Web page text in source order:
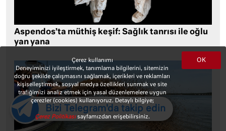
Aspendos’ta müthiş keşif: Sağlık tanrısı ile oğlu
yan yana
OK
Çerez kullanımı
Deneyiminizi iyileştirmek, tanımlama bilgilerini, sitemizin
doğru şekilde çalışmasını sağlamak, içerikleri ve reklamları
kişiselleştirmek, sosyal medya özellikleri sunmak ve site
trafiğimizi analiz etmek için yasal düzenlemelere uygun
çerezler (cookies) kullanıyoruz. Detaylı bilgiye;
Çerez Politikasısayfamızdan erişebilirsiniz.
Bizi Telegram'da takip edin